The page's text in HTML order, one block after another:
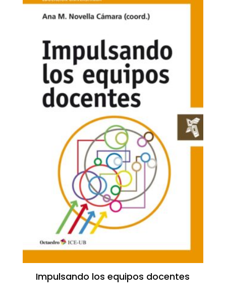
Impulsando los equipos docentes